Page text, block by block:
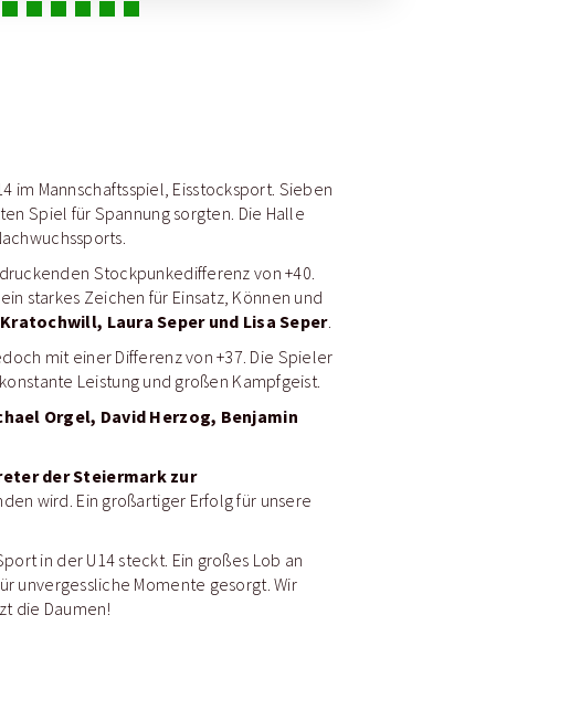
im Mannschaftsspiel, Eisstocksport. Sieben
Spiel für Spannung sorgten. Die Halle
Stockpunkedifferenz von +40.
starkes Zeichen für Einsatz, Können und
Laura Seper und Lisa Seper.
mit einer Differenz von +37. Die Spieler
Leistung und großen Kampfgeist.
Orgel, David Herzog, Benjamin
der Steiermark zur
wird. Ein großartiger Erfolg für unsere
in der U14 steckt. Ein großes Lob an
unvergessliche Momente gesorgt. Wir
die Daumen!